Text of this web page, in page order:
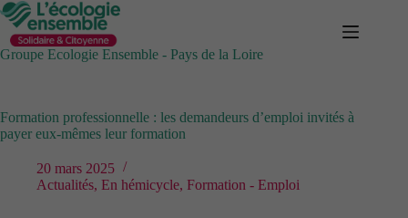
Passer
au
contenu
Groupe Ecologie Ensemble - Pays de la Loire
Formation professionnelle : les demandeurs d’emploi invités à
payer eux-mêmes leur formation
20 mars 2025
Actualités, En hémicycle, Formation - Emploi